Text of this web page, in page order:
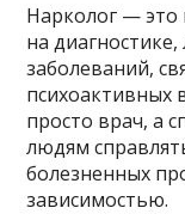
Нарколог — это
на
заболеваний,
психоактивных
просто врач, а
людям
болезненных
зависимостью.